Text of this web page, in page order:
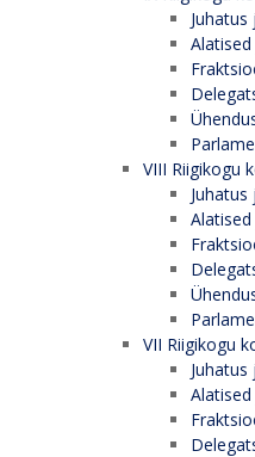
Juhatus
VIII Riigikogu
Juhatus
VII Riigikogu
Juhatus